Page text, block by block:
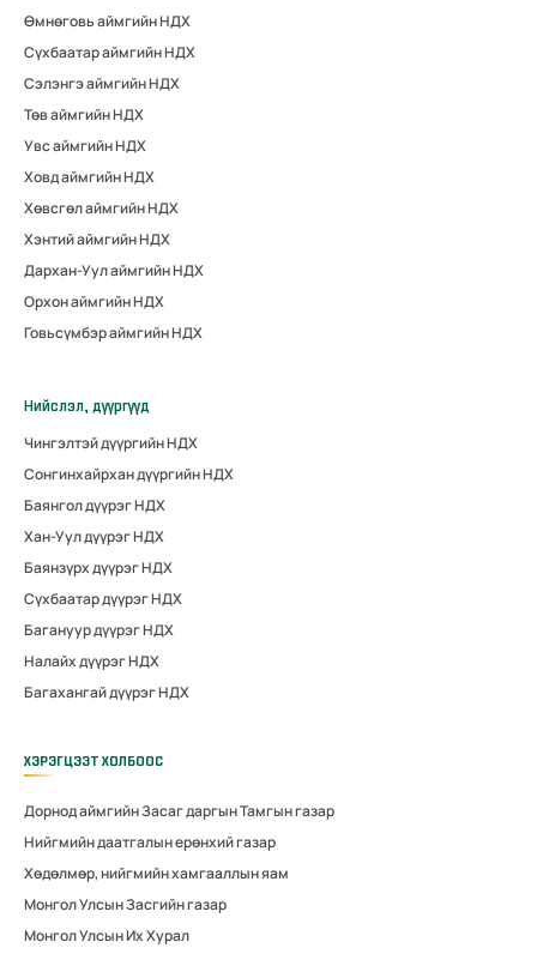
Өмнөговь аймгийн НДХ
Сүхбаатар аймгийн НДХ
Сэлэнгэ аймгийн НДХ
Төв аймгийн НДХ
Увс аймгийн НДХ
Ховд аймгийн НДХ
Хөвсгөл аймгийн НДХ
Хэнтий аймгийн НДХ
Дархан-Уул аймгийн НДХ
Орхон аймгийн НДХ
Говьсүмбэр аймгийн НДХ
Нийслэл, дүүргүүд
Чингэлтэй дүүргийн НДХ
Сонгинхайрхан дүүргийн НДХ
Баянгол дүүрэг НДХ
Хан-Уул дүүрэг НДХ
Баянзүрх дүүрэг НДХ
Сүхбаатар дүүрэг НДХ
Багануур дүүрэг НДХ
Налайх дүүрэг НДХ
Багахангай дүүрэг НДХ
ХЭРЭГЦЭЭТ ХОЛБООС
Дорнод аймгийн Засаг даргын Тамгын газар
Нийгмийн даатгалын ерөнхий газар
Хөдөлмөр, нийгмийн хамгааллын яам
Монгол Улсын Засгийн газар
Монгол Улсын Их Хурал